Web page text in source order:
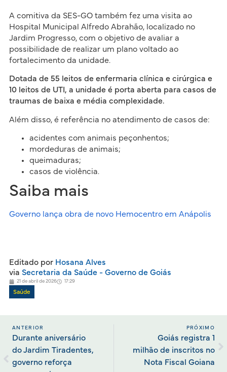
A comitiva da SES-GO também fez uma visita ao
Hospital Municipal Alfredo Abrahão, localizado no
Jardim Progresso, com o objetivo de avaliar a
possibilidade de realizar um plano voltado ao
fortalecimento da unidade.
Dotada de 55 leitos de enfermaria clínica e cirúrgica e
10 leitos de UTI, a unidade é porta aberta para casos de
traumas de baixa e média complexidade.
Além disso, é referência no atendimento de casos de:
acidentes com animais peçonhentos;
mordeduras de animais;
queimaduras;
casos de violência.
Saiba mais
Governo lança obra de novo Hemocentro em Anápolis
Editado porHosana Alves
via Secretaria da Saúde - Governo de Goiás
21 de abril de 2026 17:29
Saúde
ANTERIOR
Durante aniversário
do Jardim Tiradentes,
governo reforça
PRÓXIMO
Goiás registra 1
milhão de inscritos no
Nota Fiscal Goiana